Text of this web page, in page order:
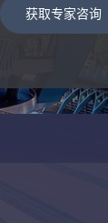
获取专家咨询